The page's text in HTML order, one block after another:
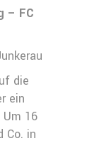
– FC
die
ein
16
Co. in